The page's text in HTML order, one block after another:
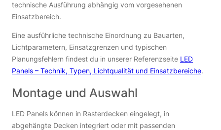
technische Ausführung abhängig vom vorgesehenen
Einsatzbereich.
Eine ausführliche technische Einordnung zu Bauarten,
Lichtparametern, Einsatzgrenzen und typischen
Planungsfehlern findest du in unserer Referenzseite LED
Panels – Technik, Typen, Lichtqualität und Einsatzbereiche.
Montage und Auswahl
LED Panels können in Rasterdecken eingelegt, in
abgehängte Decken integriert oder mit passenden